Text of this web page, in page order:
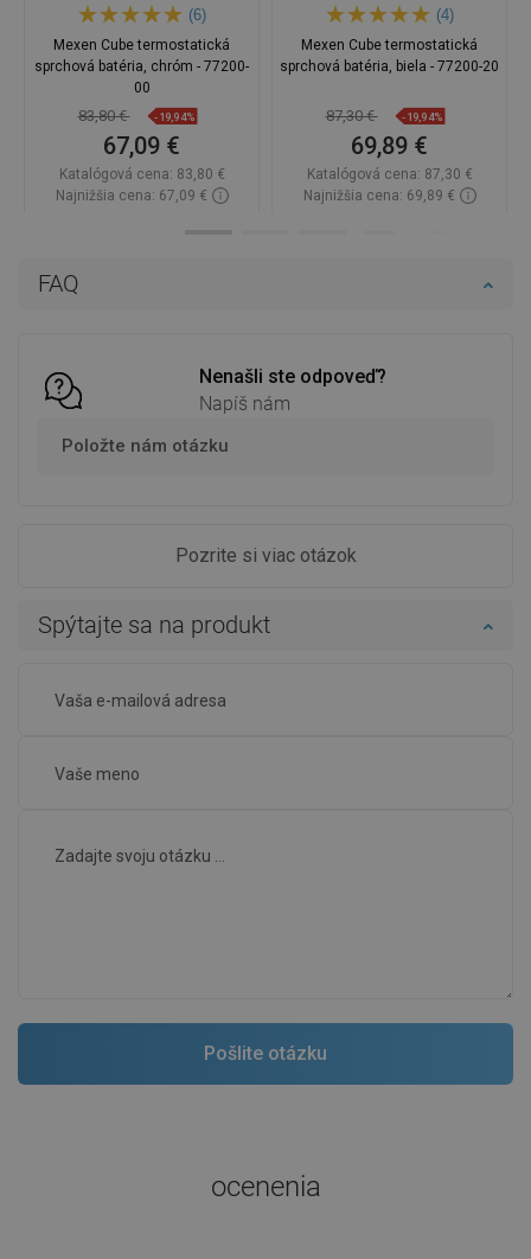
FAQ
Nenašli ste odpoveď?
Napíš nám
Položte nám otázku
Pozrite si viac otázok
Spýtajte sa na produkt
(6)
Mexen Cube termostatická
sprchová batéria, chróm - 77200-
00
83,80 € -19,94%
67,09 €
Katalógová cena: 83,80 €
Najnižšia cena: 67,09 €
(4)
Mexen Cube termostatická
sprchová batéria, biela - 77200-20
87,30 € -19,94%
69,89 €
Katalógová cena: 87,30 €
Najnižšia cena: 69,89 €
ocenenia